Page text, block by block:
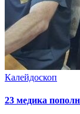
Калейдоскоп
23 медика